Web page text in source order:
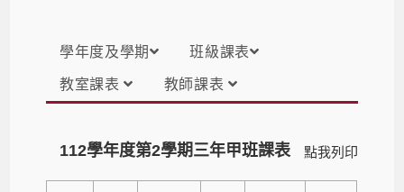
學年度及學期 班級課表
教室課表 教師課表
點我列印
112學年度第2學期三年甲班課表